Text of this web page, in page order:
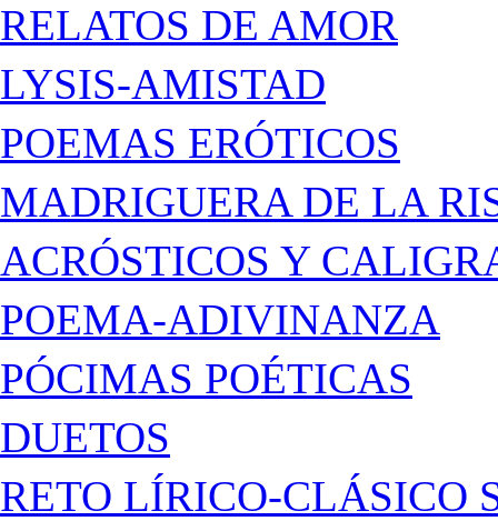
RELATOS DE AMOR
LYSIS-AMISTAD
POEMAS ERÓTICOS
MADRIGUERA DE LA
ACRÓSTICOS Y
POEMA-ADIVINANZA
PÓCIMAS POÉTICAS
DUETOS
RETO LÍRICO-CLÁSICO